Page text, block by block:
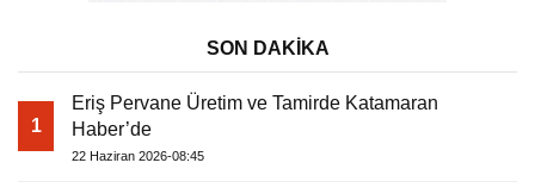
SON DAKİKA
1
Eriş Pervane Üretim ve Tamirde Katamaran
Haber’de
22 Haziran 2026-08:45